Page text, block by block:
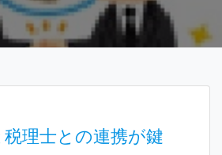
理士との連携が鍵